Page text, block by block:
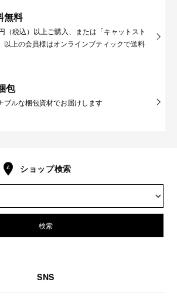
無料
（税込）以上ご購入、または「キャットスト
以上の会員様はオンラインブティックで送料
包
ブルな梱包資材でお届けします
ショップ検索
検索
SNS